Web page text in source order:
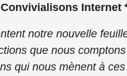
Internet
notre nouvelle
que nous
qui nous mènent à ces